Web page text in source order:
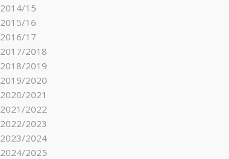
2014/15
2015/16
2016/17
2017/2018
2018/2019
2019/2020
2020/2021
2021/2022
2022/2023
2023/2024
2024/2025